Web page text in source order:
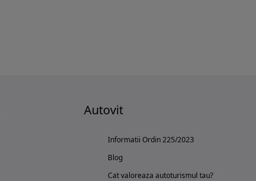
Autovit
Informatii Ordin 225/2023
Blog
Cat valoreaza autoturismul tau?